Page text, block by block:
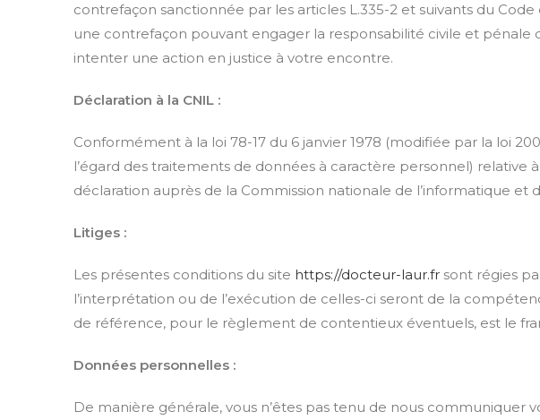
contrefaçon sanctionnée par les articles L.335-2 et suivants du
une contrefaçon pouvant engager la responsabilité civile et
intenter une action en justice à votre encontre.
Déclaration à la CNIL :
Conformément à la loi 78-17 du 6 janvier 1978 (modifiée par la loi
l’égard des traitements de données à caractère personnel) relative
déclaration auprès de la Commission nationale de l’informatique et
Litiges :
Les présentes conditions du site https://docteur-laur.fr sont régies
l’interprétation ou de l’exécution de celles-ci seront de la
de référence, pour le règlement de contentieux éventuels, est le
Données personnelles :
De manière générale, vous n’êtes pas tenu de nous